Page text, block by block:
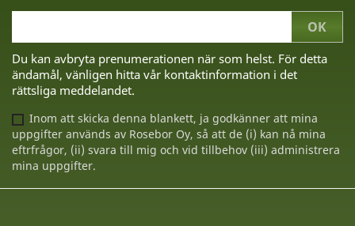
Du kan avbryta prenumerationen när som helst. För detta
ändamål, vänligen hitta vår kontaktinformation i det
rättsliga meddelandet.
Inom att skicka denna blankett, ja godkänner att mina
uppgifter används av Rosebor Oy, så att de (i) kan nå mina
eftrfrågor, (ii) svara till mig och vid tillbehov (iii) administrera
mina uppgifter.